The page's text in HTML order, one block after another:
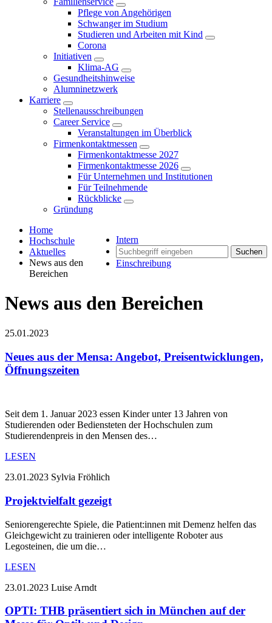
Pflege von Angehörigen
Schwanger im Studium
Studieren und Arbeiten mit Kind
Corona
Initiativen
Klima-AG
Gesundheitshinweise
Alumninetzwerk
Karriere
Stellenausschreibungen
Career Service
Veranstaltungen im Überblick
Firmenkontaktmessen
Firmenkontaktmesse 2027
Firmenkontaktmesse 2026
Für Unternehmen und Institutionen
Für Teilnehmende
Rückblicke
Gründung
Intern
Suchen
Einschreibung
Home
Hochschule
Aktuelles
News aus den
Bereichen
News aus den Bereichen
25.01.2023
Neues aus der Mensa: Angebot, Preisentwicklungen,
Öffnungszeiten
Seit dem 1. Januar 2023 essen Kinder unter 13 Jahren von
Studierenden oder Bediensteten der Hochschulen zum
Studierendenpreis in den Mensen des…
LESEN
23.01.2023 Sylvia Fröhlich
Projektvielfalt gezeigt
Seniorengerechte Spiele, die Patient:innen mit Demenz helfen das
Gleichgewicht zu trainieren oder intelligente Roboter aus
Legosteinen, die um die…
LESEN
23.01.2023 Luise Arndt
OPTI: THB präsentiert sich in München auf der